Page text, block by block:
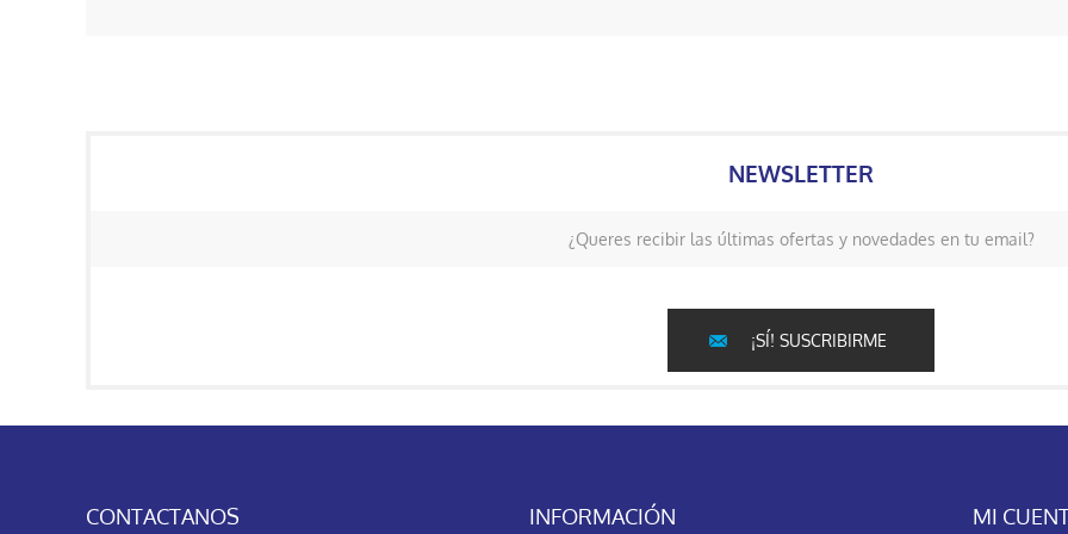
NEWSLETTER
¿Queres recibir las últimas ofertas y novedades en tu email?
¡SÍ! SUSCRIBIRME
CONTACTANOS INFORMACIÓN MI